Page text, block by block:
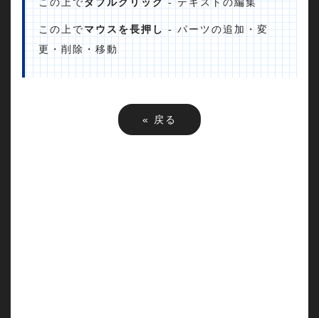
この上でマウスを長押し - パーツの追加・変
更・削除・移動
« 戻る